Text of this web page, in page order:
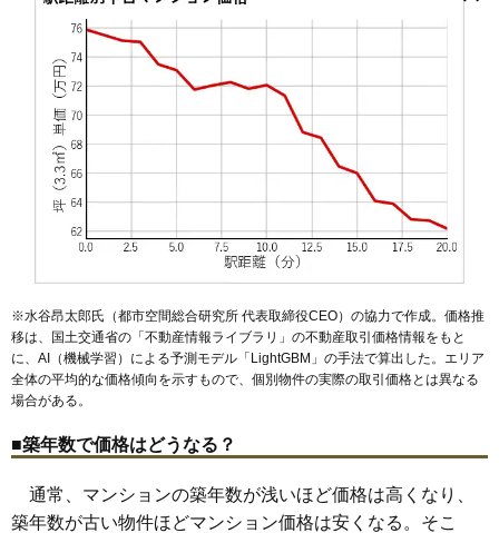
無料一括査定をする
ファミール松戸二十世紀が丘
住所 千葉県松戸市松戸
交通
相場 2,400万円～2,600万円
(34.3万円/㎡~37.1万円/㎡)
マンションナビで
無料一括査定をする
レーベン松戸project
住所 千葉県松戸市松戸
交通 松戸駅（3分）
相場 4,570万円～4,870万円
(91.4万円/㎡~97.4万円/㎡)
マンションナビで
無料一括査定をする
※水谷昂太郎氏（都市空間総合研究所 代表取締役CEO）の協力で作成。価格推
移は、国土交通省の「不動産情報ライブラリ 」の不動産取引価格情報をもと
に、AI（機械学習）による予測モデル「LightGBM」の手法で算出した。エリア
全体の平均的な価格傾向を示すもので、個別物件の実際の取引価格とは異なる
場合がある。
■築年数で価格はどうなる？
通常、マンションの築年数が浅いほど価格は高くなり、
築年数が古い物件ほどマンション価格は安くなる。そこ
新松戸南
千駄堀 高塚新田 竹ケ花 常盤平 常盤平双葉町 殿平賀
仲井町中根中根長津町
八ケ崎緑町東平賀日暮樋野口平賀二ツ木本町牧の原松戸
松戸新田
三ケ月南花島
東松戸
新松戸駅新八柱駅 東松戸駅松戸駅
六実駅元山駅五香駅常盤平駅八柱駅みのり台駅松戸新田駅
幸谷駅